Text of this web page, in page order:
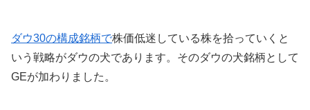
ダウ30の構成銘柄で株価低迷している株を拾っていくと
いう戦略がダウの犬であります。そのダウの犬銘柄として
GEが加わりました。